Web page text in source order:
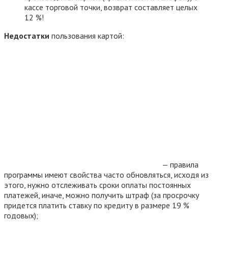
кассе торговой точки, возврат составляет целых
12 %!
Недостатки пользования картой:
— правила
программы имеют свойства часто обновляться, исходя из
этого, нужно отслеживать сроки оплаты постоянных
платежей, иначе, можно получить штраф (за просрочку
придется платить ставку по кредиту в размере 19 %
годовых);